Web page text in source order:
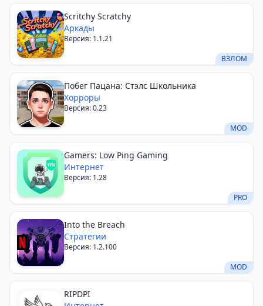
Scritchy Scratchy
Аркады
Версия: 1.1.21
ВЗЛОМ
Побег Пацана: Стэлс Школьника
Хорроры
Версия: 0.23
MOD
Gamers: Low Ping Gaming
Интернет
Версия: 1.28
PRO
Into the Breach
Стратегии
Версия: 1.2.100
MOD
RIPDPI